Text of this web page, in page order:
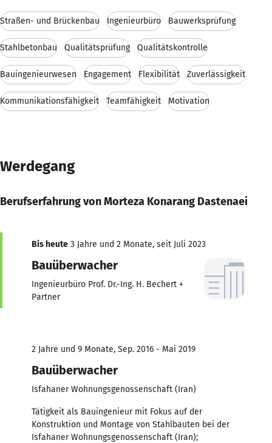
Straßen- und Brückenbau Ingenieurbüro Bauwerksprüfung
Stahlbetonbau Qualitätsprüfung Qualitätskontrolle
Bauingenieurwesen Engagement Flexibilität Zuverlässigkeit
Kommunikationsfähigkeit Teamfähigkeit Motivation
Werdegang
Berufserfahrung von Morteza Konarang Dastenaei
Bis heute 3 Jahre und 2 Monate, seit Juli 2023
Bauüberwacher
Ingenieurbüro Prof. Dr.-Ing. H. Bechert +
Partner
2 Jahre und 9 Monate, Sep. 2016 - Mai 2019
Bauüberwacher
Isfahaner Wohnungsgenossenschaft (Iran)
Tätigkeit als Bauingenieur mit Fokus auf der
Konstruktion und Montage von Stahlbauten bei der
Isfahaner Wohnungsgenossenschaft (Iran);